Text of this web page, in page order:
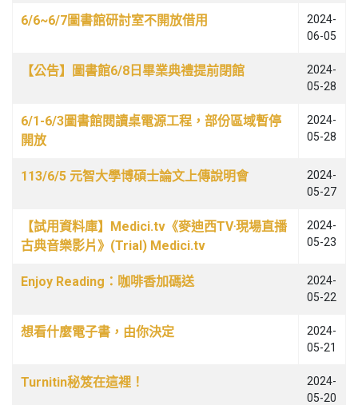
6/6~6/7圖書館研討室不開放借用
2024-
06-05
【公告】圖書館6/8日畢業典禮提前閉館
2024-
05-28
6/1-6/3圖書館閱讀桌電源工程，部份區域暫停
開放
2024-
05-28
113/6/5 元智大學博碩士論文上傳說明會
2024-
05-27
【試用資料庫】Medici.tv《麥迪西TV‧現場直播
古典音樂影片》(Trial) Medici.tv
2024-
05-23
Enjoy Reading：咖啡香加碼送
2024-
05-22
想看什麼電子書，由你決定
2024-
05-21
Turnitin秘笈在這裡！
2024-
05-20